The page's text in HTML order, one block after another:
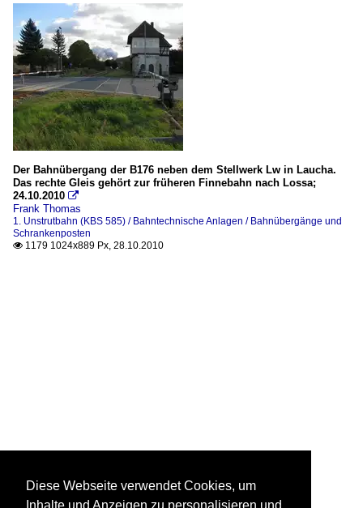
Der Bahnübergang der B176 neben dem Stellwerk Lw in Laucha.
Das rechte Gleis gehört zur früheren Finnebahn nach Lossa;
24.10.2010 
Frank Thomas
1. Unstrutbahn (KBS 585) / Bahntechnische Anlagen / Bahnübergänge und
Schrankenposten
 1179 1024x889 Px, 28.10.2010
Diese Webseite verwendet Cookies, um